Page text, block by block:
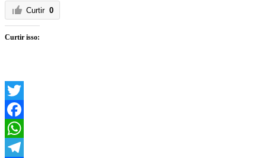
Curtir 0
Curtir isso:
Twitter
Facebook
WhatsApp